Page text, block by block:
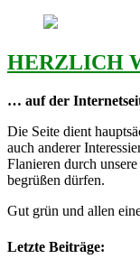
HERZLICH
… auf der
Die Seite dient
auch anderer
Flanieren durch
begrüßen dürfen.
Gut grün und allen
Letzte Beiträge: